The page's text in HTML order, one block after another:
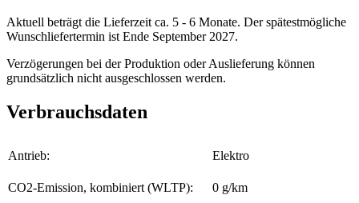
Aktuell beträgt die Lieferzeit ca. 5 - 6 Monate. Der spätestmögliche
Wunschliefertermin ist Ende September 2027.
Verzögerungen bei der Produktion oder Auslieferung können
grundsätzlich nicht ausgeschlossen werden.
Verbrauchsdaten
Antrieb: Elektro
CO2-Emission, kombiniert (WLTP): 0 g/km